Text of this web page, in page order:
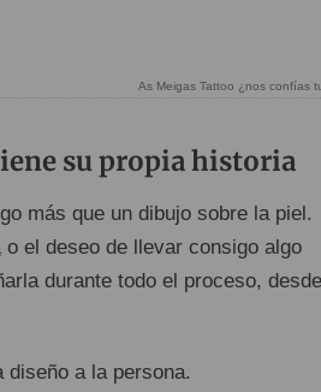
As Meigas Tattoo ¿nos confías
su propia historia
más que un dibujo sobre la piel.
o el deseo de llevar consigo algo
durante todo el proceso,
a la persona.